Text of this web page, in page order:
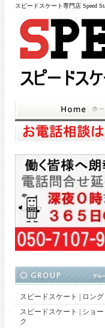
スピードスケート専門店 Speed
スピードスケート | ロン
スピードスケート | ショ
ク